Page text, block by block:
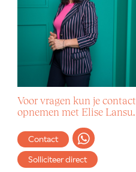
Voor vragen kun je contact
opnemen met Elise Lansu.
Contact
Solliciteer direct